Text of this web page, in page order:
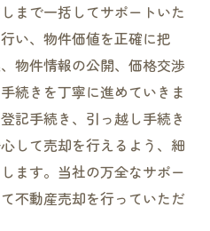
まで一括してサポートいた
い、物件価値を正確に把
物件情報の公開、価格交渉
続きを丁寧に進めていきま
記手続き、引っ越し手続き
して売却を行えるよう、細
ます。当社の万全なサポー
不動産売却を行っていただ